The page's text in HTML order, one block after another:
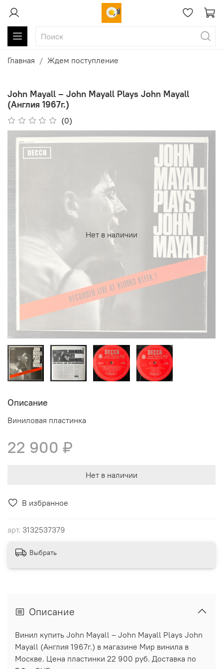
Главная Ждем поступление
John Mayall ‎– John Mayall Plays John Mayall
(Англия 1967г.)
(0)
В избранное
арт. 3132537379
Нет в наличии
Описание
Виниловая пластинка
22 900 ₽
Нет в наличии
Выбрать
Описание
Винил купить John Mayall ‎– John Mayall Plays John
Mayall (Англия 1967г.) в магазине Мир винила в
Москве. Цена пластинки 22 900 руб. Доставка по